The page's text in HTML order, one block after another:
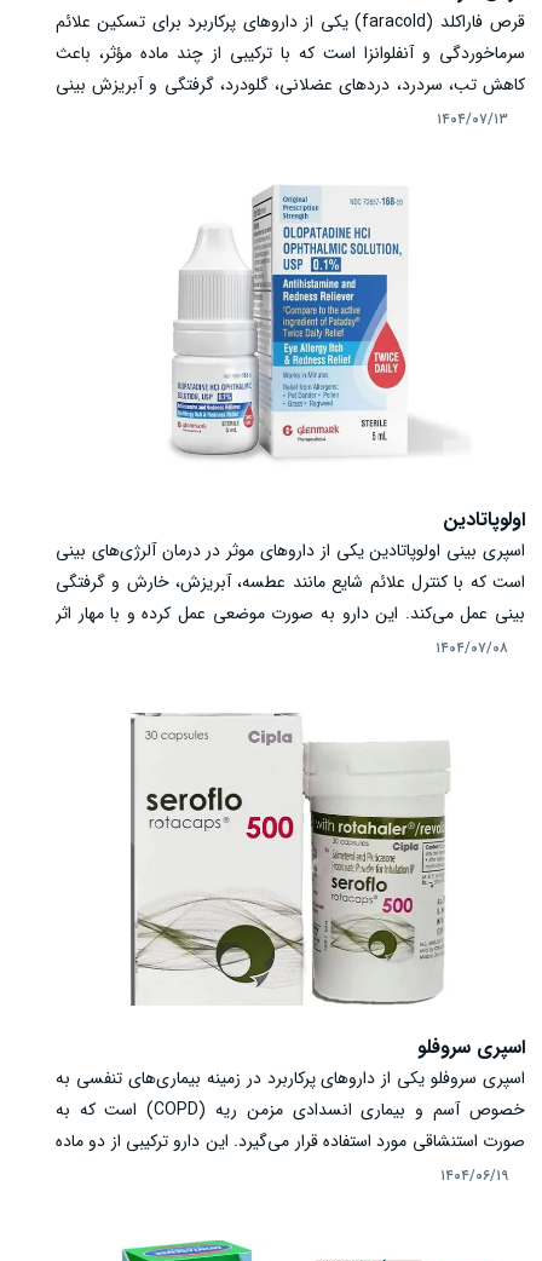
قرص فاراکلد (faracold) یکی از داروهای پرکاربرد برای تسکین علائم
سرماخوردگی و آنفلوانزا است که با ترکیبی از چند ماده مؤثر، باعث
کاهش تب، سردرد، دردهای عضلانی، گلودرد، گرفتگی و آبریزش بینی
خواهد شد. این دارو با اثر هم‌زمان بر تب، التهاب و احتقان، باعث بهبود
مصرف آن باید با احتیاط و آگاهی از عوارض احتمالی انجام شود، به
خصوص در کودکان، زنان باردار و بیماران قلبی یا کبدی. در این مقاله به
بررسی کامل موارد مصرف، نحوه مصرف، عوارض جانبی، تداخلات
دارویی و نکات مهم ایمنی قرص فاراکلد می‌پردازیم.
۱۴۰۴/۰۷/۱۳
اولوپاتادین
اسپری بینی اولوپاتادین یکی از داروهای موثر در درمان آلرژی‌های بینی
است که با کنترل علائم شایع مانند عطسه، آبریزش، خارش و گرفتگی
بینی عمل می‌کند. این دارو به صورت موضعی عمل کرده و با مهار اثر
هیستامین، واکنش‌های آلرژیک را کاهش می‌دهد. به دلیل شروع سریع
بیماران محسوب می‌شود. با این حال، مصرف صحیح، رعایت دوز و
آگاهی از عوارض جانبی و نکات ایمنی، به خصوص در کودکان، سالمندان
و زنان باردار، اهمیت ویژه‌ای دارد. این مقاله به بررسی ترکیبات،
مکانیسم اثر، دوز مصرفی، نکات ایمنی و شرایط نگهداری اسپری
اولوپاتادین می‌پردازد.
۱۴۰۴/۰۷/۰۸
اسپری سروفلو
اسپری سروفلو یکی از داروهای پرکاربرد در زمینه بیماری‌های تنفسی به
خصوص آسم و بیماری انسدادی مزمن ریه (COPD) است که به
صورت استنشاقی مورد استفاده قرار می‌گیرد. این دارو ترکیبی از دو ماده
فعال، فلوتیکازون و سالمترول به عنوان برونکودیلاتور طولانی‌اثر
با گشاد کردن راه‌های تنفسی، موجب تسهیل تنفس و کنترل علائم
۱۴۰۴/۰۶/۱۹